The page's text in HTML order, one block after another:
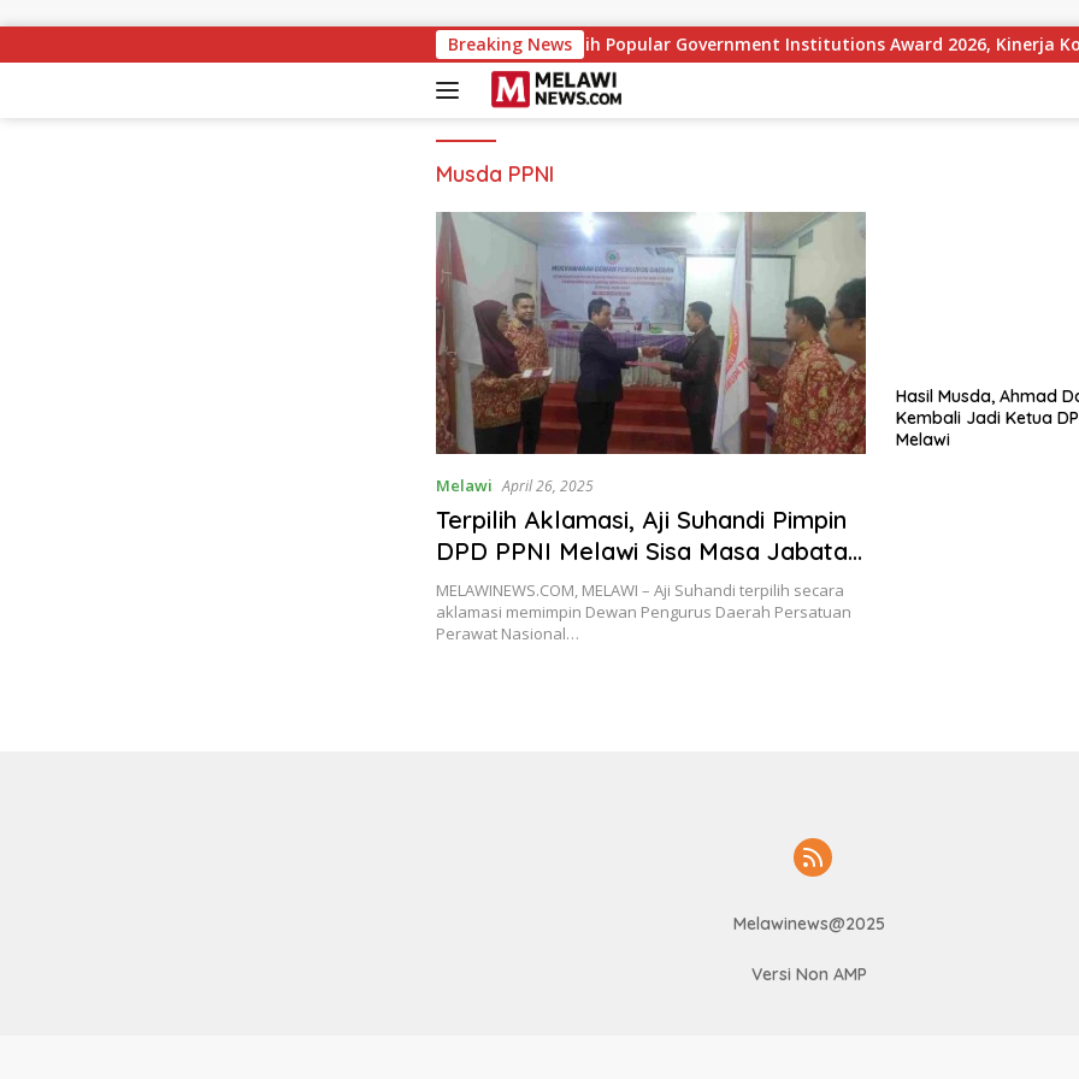
Breaking NewsRaih Popular Government Institutions Award 2026, Kinerja
Musda PPNI
Melawi April 26, 2025
Terpilih Aklamasi, Aji Suhandi Pimpin
DPD PPNI Melawi Sisa Masa Jabatan
Periode 2022-2027
MELAWINEWS.COM, MELAWI – Aji Suhandi terpilih secara
aklamasi memimpin Dewan Pengurus Daerah Persatuan
Perawat Nasional…
Hasil Musda, Ahmad
Kembali Jadi Ketua
Melawi
Melawinews@2025
Versi Non AMP